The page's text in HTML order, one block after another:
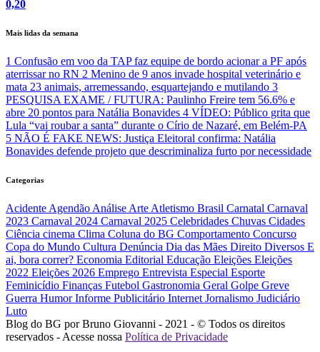
0,20
Mais lidas da semana
1 Confusão em voo da TAP faz equipe de bordo acionar a PF após
aterrissar no RN 2 Menino de 9 anos invade hospital veterinário e
mata 23 animais, arremessando, esquartejando e mutilando 3
PESQUISA EXAME / FUTURA: Paulinho Freire tem 56.6% e
abre 20 pontos para Natália Bonavides 4 VÍDEO: Público grita que
Lula “vai roubar a santa” durante o Círio de Nazaré, em Belém-PA
5 NÃO É FAKE NEWS: Justiça Eleitoral confirma: Natália
Bonavides defende projeto que descriminaliza furto por necessidade
Categorias
Acidente Agendão Análise Arte Atletismo Brasil Carnatal Carnaval
2023 Carnaval 2024 Carnaval 2025 Celebridades Chuvas Cidades
Ciência cinema Clima Coluna do BG Comportamento Concurso
Copa do Mundo Cultura Denúncia Dia das Mães Direito Diversos E
ai, bora correr? Economia Editorial Educação Eleições Eleições
2022 Eleições 2026 Emprego Entrevista Especial Esporte
Feminicídio Finanças Futebol Gastronomia Geral Golpe Greve
Guerra HumorInforme Publicitário Internet Jornalismo Judiciário
Luto
Blog do BG por Bruno Giovanni - 2021 - © Todos os direitos
reservados - Acesse nossa Política de Privacidade